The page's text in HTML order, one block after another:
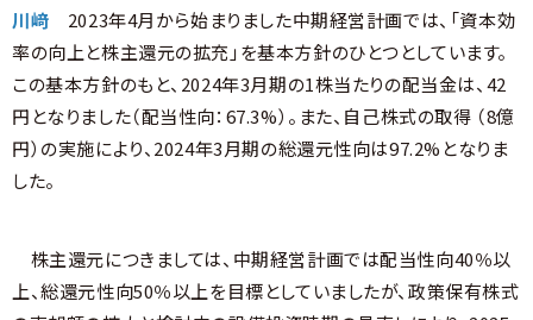
川﨑 2023年4月から始まりました中期経営計画では、「資本効
率の向上と株主還元の拡充」を基本方針のひとつとしています。
この基本方針のもと、2024年3月期の1株当たりの配当金は、42
円となりました（配当性向：67.3%）。また、自己株式の取得 （8億
円） の実施により、2024年3月期の総還元性向は97.2%となりま
した。
株主還元につきましては、中期経営計画では配当性向40％以
上、総還元性向50％以上を目標としていましたが、政策保有株式